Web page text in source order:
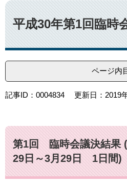
本
文
平成30年第1回臨
ページ内
記事ID：0004834 更新日：2019
第1回 臨時会議決結果 (
29日～3月29日 1日間)